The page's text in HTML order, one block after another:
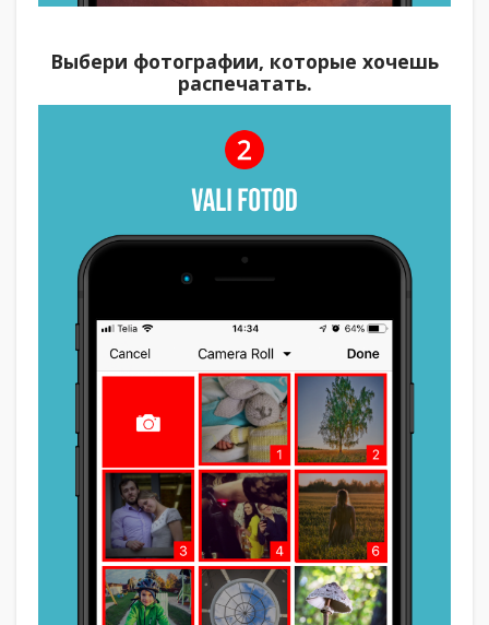
Выбери фотографии, которые хочешь
распечатать.